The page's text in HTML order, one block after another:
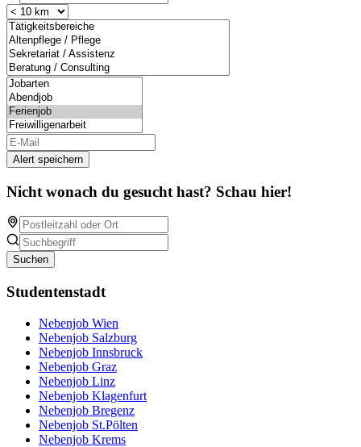
Alert speichern
Nicht wonach du gesucht hast? Schau hier!
Suchen
Studentenstadt
Nebenjob Wien
Nebenjob Salzburg
Nebenjob Innsbruck
Nebenjob Graz
Nebenjob Linz
Nebenjob Klagenfurt
Nebenjob Bregenz
Nebenjob St.Pölten
Nebenjob Krems